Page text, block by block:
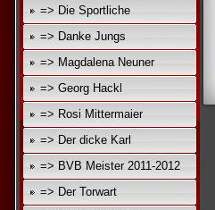
=> Die Sportliche
=> Danke Jungs
=> Magdalena Neuner
=> Georg Hackl
=> Rosi Mittermaier
=> Der dicke Karl
=> BVB Meister 2011-2012
=> Der Torwart